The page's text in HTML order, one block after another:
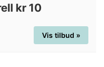
kr 10
Vis tilbud »